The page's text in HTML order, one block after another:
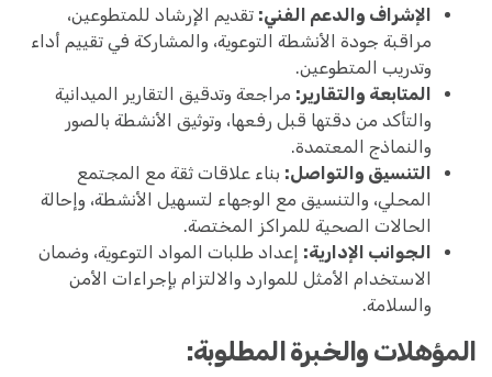
الإشراف والدعم الفني: تقديم الإرشاد للمتطوعين،
مراقبة جودة الأنشطة التوعوية، والمشاركة في تقييم أداء
وتدريب المتطوعين.
المتابعة والتقارير: مراجعة وتدقيق التقارير الميدانية
والتأكد من دقتها قبل رفعها، وتوثيق الأنشطة بالصور
والنماذج المعتمدة.
التنسيق والتواصل: بناء علاقات ثقة مع المجتمع
المحلي، والتنسيق مع الوجهاء لتسهيل الأنشطة، وإحالة
الحالات الصحية للمراكز المختصة.
الجوانب الإدارية: إعداد طلبات المواد التوعوية، وضمان
الاستخدام الأمثل للموارد والالتزام بإجراءات الأمن
والسلامة.
المؤهلات والخبرة المطلوبة: